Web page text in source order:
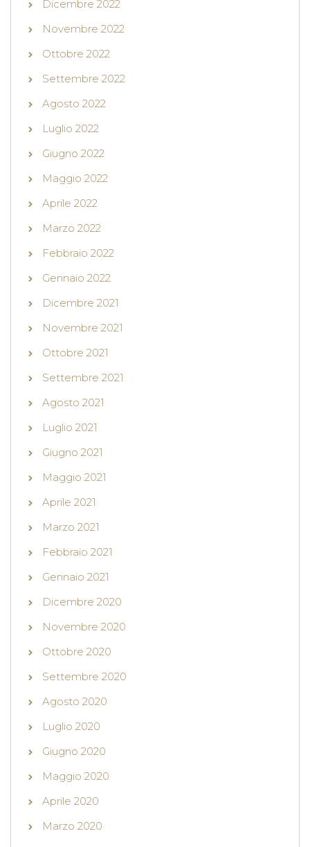
Dicembre 2022
Novembre 2022
Ottobre 2022
Settembre 2022
Agosto 2022
Luglio 2022
Giugno 2022
Maggio 2022
Aprile 2022
Marzo 2022
Febbraio 2022
Gennaio 2022
Dicembre 2021
Novembre 2021
Ottobre 2021
Settembre 2021
Agosto 2021
Luglio 2021
Giugno 2021
Maggio 2021
Aprile 2021
Marzo 2021
Febbraio 2021
Gennaio 2021
Dicembre 2020
Novembre 2020
Ottobre 2020
Settembre 2020
Agosto 2020
Luglio 2020
Giugno 2020
Maggio 2020
Aprile 2020
Marzo 2020